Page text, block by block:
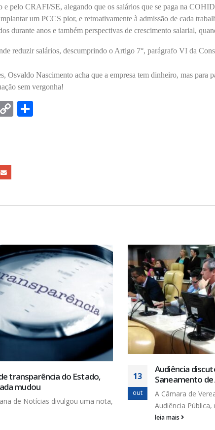
e pelo CRAFI/SE, alegando que os salários que se paga na
um PCCS pior, e retroativamente à admissão de cada
durante anos e também perspectivas de crescimento salarial,
reduzir salários, descumprindo o Artigo 7°, parágrafo VI da
Osvaldo Nascimento acha que a empresa tem dinheiro, mas para
sem vergonha!
Copy
transparência do Estado,
mudou
de Notícias divulgou uma nota,
13
out
Audiência
Saneamento de
A Câmara de
Audiência Pública,
leia mais
Chapa 1 – “Unidade,
Resistência e Luta vence” a
eleição do Sindisan
Executiva e Conselho Fiscal do
16 de